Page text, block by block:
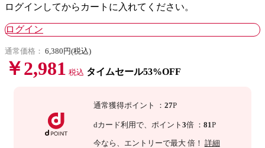
ログインしてからカートに入れてください。
ログイン
通常価格： 6,380円(税込)
￥2,981 税込 タイムセール53%OFF
通常獲得ポイント ： 27P
dカード利用で、 ポイント 3倍 ： 81P
今なら 、エントリーで最大 倍！ 詳細